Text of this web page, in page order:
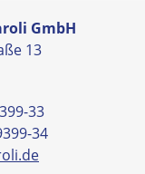
GmbH
13
33
34